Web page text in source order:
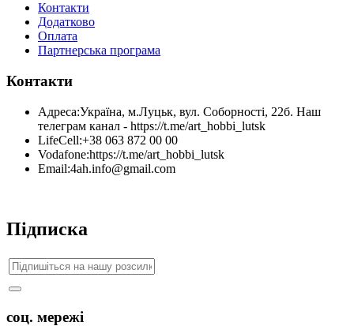
Контакти
Додатково
Оплата
Партнерська програма
Контакти
Адреса:Україна, м.Луцьк, вул. Соборності, 22б. Наш
телеграм канал - https://t.me/art_hobbi_lutsk
LifeCell:+38 063 872 00 00
Vodafone:https://t.me/art_hobbi_lutsk
Email:4ah.info@gmail.com
Підписка
соц. мережі